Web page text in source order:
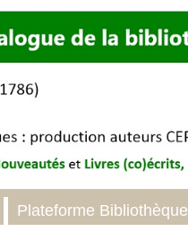
Plateforme Bibliothèque